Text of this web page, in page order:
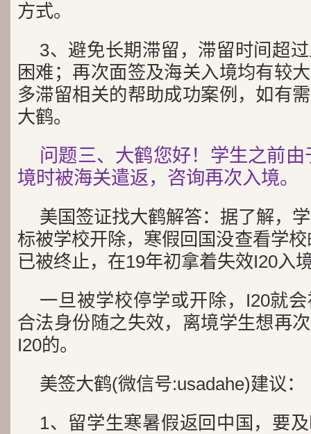
方式。
3、避免长期滞留，滞留时间超
困难；再次面签及海关入境均有较
多滞留相关的帮助成功案例，如有
大鹤。
问题三、大鹤您好！学生之前
境时被海关遣返，咨询再次入境。
美国签证找大鹤解答：据了解，
标被学校开除，寒假回国没查看学
已被终止，在19年初拿着失效I20入
一旦被学校停学或开除，I20就
合法身份随之失效，离境学生想再
I20的。
美签大鹤(微信号:usadahe)建议：
1、留学生寒暑假返回中国，要